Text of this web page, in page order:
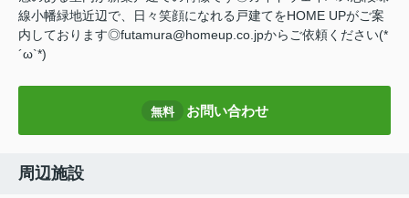
線小幡緑地近辺で、日々笑顔になれる戸建てをHOME UPがご案
内しております◎futamura@homeup.co.jpからご依頼ください(*
´ω`*)
無料 お問い合わせ
周辺施設